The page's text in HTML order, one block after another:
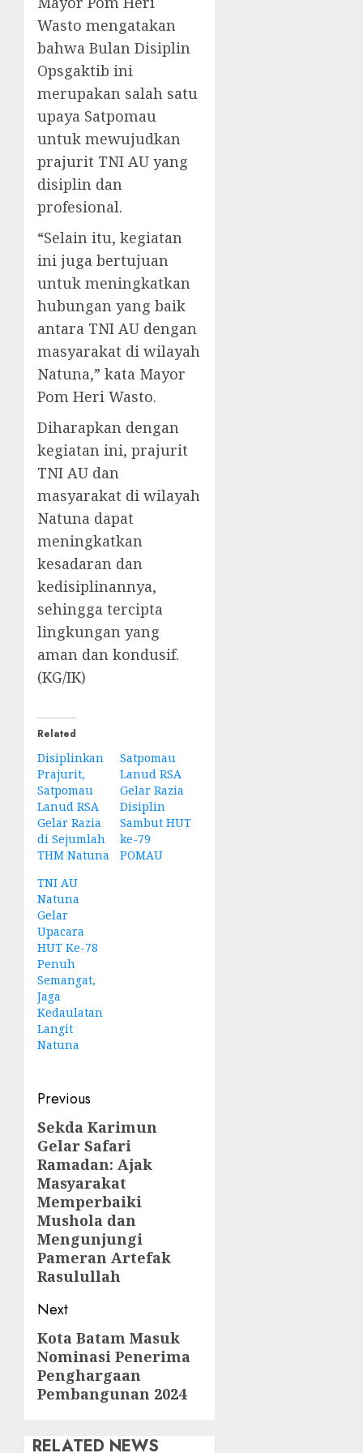
Wasto mengatakan
bahwa Bulan Disiplin
Opsgaktib ini
merupakan salah satu
upaya Satpomau
untuk mewujudkan
prajurit TNI AU yang
disiplin dan
profesional.
“Selain itu, kegiatan
ini juga bertujuan
untuk meningkatkan
hubungan yang baik
antara TNI AU dengan
masyarakat di wilayah
Natuna,” kata Mayor
Pom Heri Wasto.
Diharapkan dengan
kegiatan ini, prajurit
TNI AU dan
masyarakat di wilayah
Natuna dapat
meningkatkan
kesadaran dan
kedisiplinannya,
sehingga tercipta
lingkungan yang
aman dan kondusif.
(KG/IK)
Related
Disiplinkan
Prajurit,
Satpomau
Lanud RSA
Gelar Razia
di Sejumlah
THM Natuna
Satpomau
Lanud RSA
Gelar Razia
Disiplin
Sambut HUT
ke-79
POMAU
TNI AU
Natuna
Gelar
Upacara
HUT Ke-78
Penuh
Semangat,
Jaga
Kedaulatan
Langit
Natuna
Post
navigation
Previous
Previous
post:
Sekda Karimun
Gelar Safari
Ramadan: Ajak
Masyarakat
Memperbaiki
Mushola dan
Mengunjungi
Pameran Artefak
Rasulullah
Next
Next
post:
Kota Batam Masuk
Nominasi Penerima
Penghargaan
Pembangunan 2024
RELATED NEWS